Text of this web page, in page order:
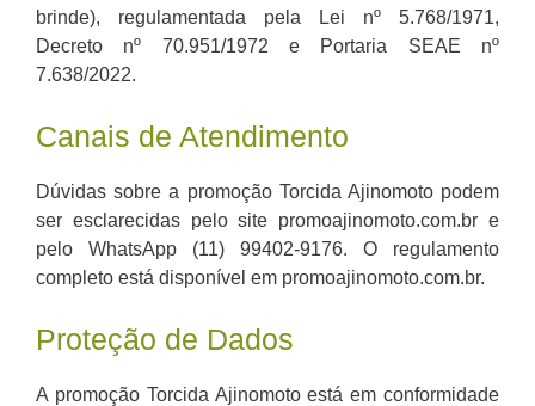
brinde), regulamentada pela Lei nº 5.768/1971,
Decreto nº 70.951/1972 e Portaria SEAE nº
7.638/2022.
Canais de Atendimento
Dúvidas sobre a promoção Torcida Ajinomoto podem
ser esclarecidas pelo site promoajinomoto.com.br e
pelo WhatsApp (11) 99402-9176. O regulamento
completo está disponível em promoajinomoto.com.br.
Proteção de Dados
A promoção Torcida Ajinomoto está em conformidade